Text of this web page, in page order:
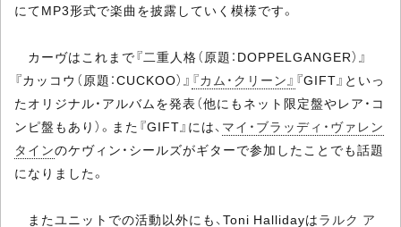
にてMP3形式で楽曲を披露していく模様です。
カーヴはこれまで『二重人格（原題：DOPPELGANGER）』
『カッコウ（原題：CUCKOO）』 『カム・クリーン』 『GIFT』といっ
たオリジナル・アルバムを発表（他にもネット限定盤やレア・コ
ンピ盤もあり）。また『GIFT』には、 マイ・ブラッディ・ヴァレン
タインのケヴィン・シールズがギターで参加したことでも話題
になりました。
またユニットでの活動以外にも、Toni Hallidayはラルク ア